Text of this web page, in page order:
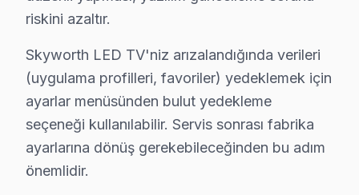
• Temiz ve düzenli çalışma prensibi
Skyworth Servisimizin Kapsamı – Beşiktaş ve
Beşiktaş ve yakın bölgelerde Skyworth televizyon
Kapsama alanımız:
• Beşiktaş tüm semtler ve mahalleler
• Bitişik ilçelere servis erişimi
riskini azaltır.
Skyworth LED TV'niz arızalandığında verileri
(uygulama profilleri, favoriler) yedeklemek için
ayarlar menüsünden bulut yedekleme
seçeneği kullanılabilir. Servis sonrası fabrika
ayarlarına dönüş gerekebileceğinden bu adım
önemlidir.